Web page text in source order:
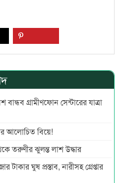
গ্রামীণফোন সেন্টারের যাত্রা
আলোচিত বিয়ে!
তরুণীর ঝুলন্ত লাশ উদ্ধার
ঘুষ প্রস্তাব, নারীসহ গ্রেপ্তার